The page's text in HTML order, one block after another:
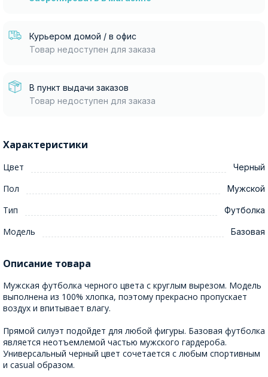
Курьером домой / в офис
Товар недоступен для заказа
В пункт выдачи заказов
Товар недоступен для заказа
Характеристики
Цвет Черный
Пол Мужской
Тип Футболка
Модель Базовая
Описание товара
Мужская футболка черного цвета с круглым вырезом. Модель
выполнена из 100% хлопка, поэтому прекрасно пропускает
воздух и впитывает влагу.
Прямой силуэт подойдет для любой фигуры. Базовая футболка
является неотъемлемой частью мужского гардероба.
Универсальный черный цвет сочетается с любым спортивным
и casual образом.